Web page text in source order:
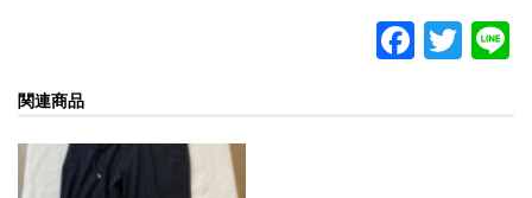
F T
関連商品